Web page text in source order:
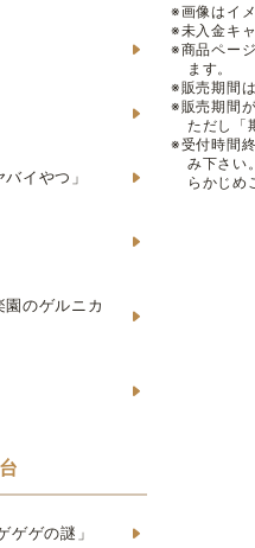
※画像はイ
※未入金キ
※商品ペー
ます。
※販売期間
※販売期間
ただし「
※受付時間
み下さい
らかじめ
イやつ」
のゲルニカ
ゲゲの謎」